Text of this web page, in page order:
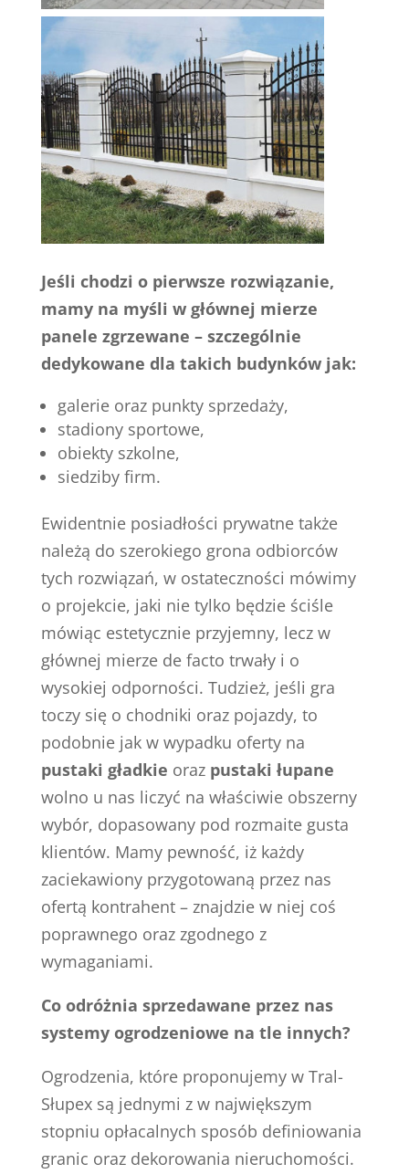
Jeśli chodzi o pierwsze rozwiązanie,
mamy na myśli w głównej mierze
panele zgrzewane – szczególnie
dedykowane dla takich budynków jak:
galerie oraz punkty sprzedaży,
stadiony sportowe,
obiekty szkolne,
siedziby firm.
Ewidentnie posiadłości prywatne także
należą do szerokiego grona odbiorców
tych rozwiązań, w ostateczności mówimy
o projekcie, jaki nie tylko będzie ściśle
mówiąc estetycznie przyjemny, lecz w
głównej mierze de facto trwały i o
wysokiej odporności. Tudzież, jeśli gra
toczy się o chodniki oraz pojazdy, to
podobnie jak w wypadku oferty na
pustaki gładkie oraz pustaki łupane
wolno u nas liczyć na właściwie obszerny
wybór, dopasowany pod rozmaite gusta
klientów. Mamy pewność, iż każdy
zaciekawiony przygotowaną przez nas
ofertą kontrahent – znajdzie w niej coś
poprawnego oraz zgodnego z
wymaganiami.
Co odróżnia sprzedawane przez nas
systemy ogrodzeniowe na tle innych?
Ogrodzenia, które proponujemy w Tral-
Słupex są jednymi z w największym
stopniu opłacalnych sposób definiowania
granic oraz dekorowania nieruchomości.